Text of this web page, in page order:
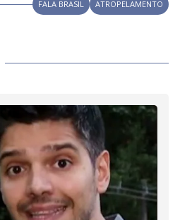
V
i
d
e
o
FALA BRASIL ATROPELAMENTO